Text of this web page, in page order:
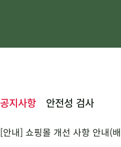
공지사항 안전성 검사
[안내] 쇼핑몰 개선 사항 안내(